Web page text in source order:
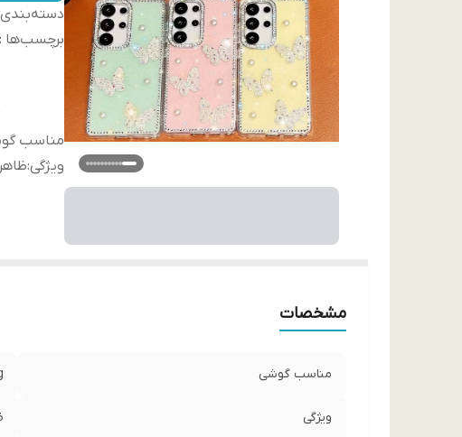
دسته‌بندی
برچسب‌ها :
مناسب
ویژگی:
مشخصات
مناسب گوشی
ویژگی